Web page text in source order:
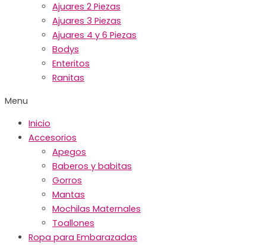
Ajuares 2 Piezas
Ajuares 3 Piezas
Ajuares 4 y 6 Piezas
Bodys
Enteritos
Ranitas
Menu
Inicio
Accesorios
Apegos
Baberos y babitas
Gorros
Mantas
Mochilas Maternales
Toallones
Ropa para Embarazadas